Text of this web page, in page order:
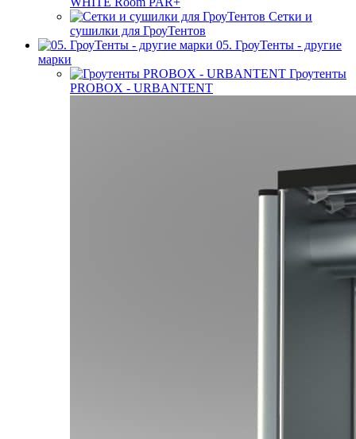
Сетки и
сушилки для ГроуТентов
05. ГроуТенты - другие
марки
Гроутенты
PROBOX - URBANTENT